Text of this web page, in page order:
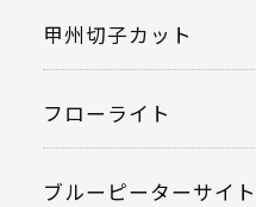
甲州切子カット
フローライト
ブルーピーターサイト